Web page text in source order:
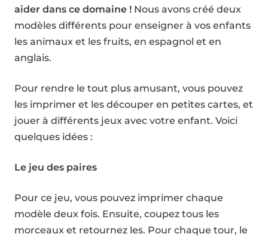
aider dans ce domaine ! Nous avons créé deux
modèles différents pour enseigner à vos enfants
les animaux et les fruits, en espagnol et en
anglais.
Pour rendre le tout plus amusant, vous pouvez
les imprimer et les découper en petites cartes, et
jouer à différents jeux avec votre enfant. Voici
quelques idées :
Le jeu des paires
Pour ce jeu, vous pouvez imprimer chaque
modèle deux fois. Ensuite, coupez tous les
morceaux et retournez les. Pour chaque tour, le